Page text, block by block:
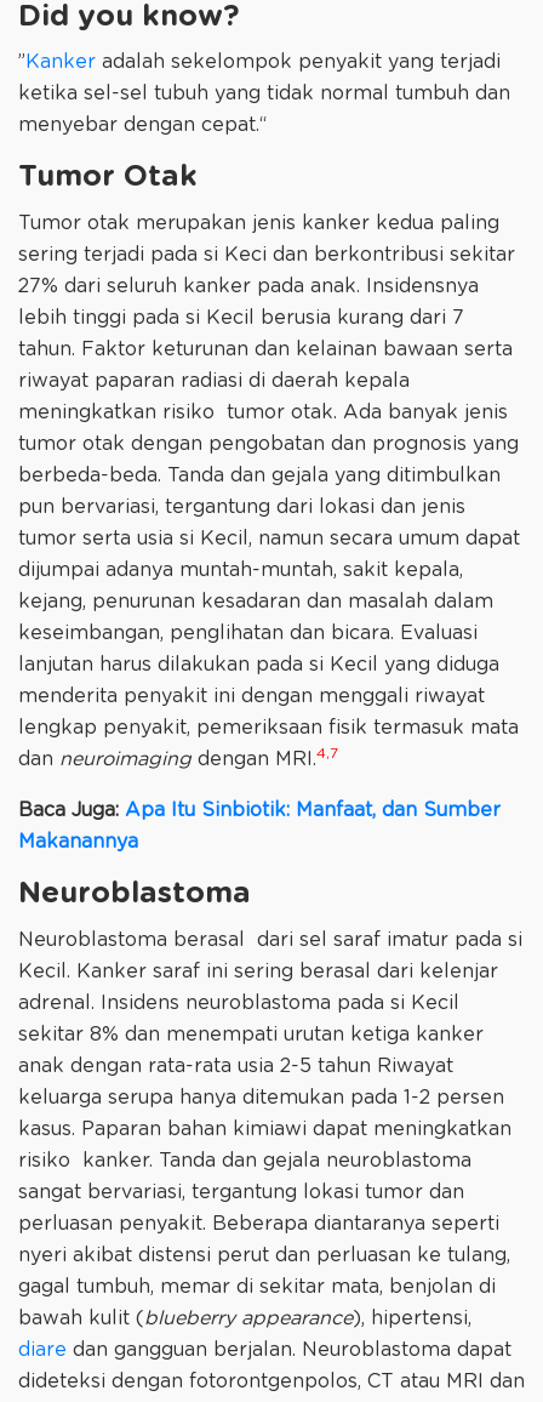
Did you know?
”Kanker adalah sekelompok penyakit yang terjadi
ketika sel-sel tubuh yang tidak normal tumbuh dan
menyebar dengan cepat.“
Tumor Otak
Tumor otak merupakan jenis kanker kedua paling
sering terjadi pada si Keci dan berkontribusi sekitar
27% dari seluruh kanker pada anak. Insidensnya
lebih tinggi pada si Kecil berusia kurang dari 7
tahun. Faktor keturunan dan kelainan bawaan serta
riwayat paparan radiasi di daerah kepala
meningkatkan risiko tumor otak. Ada banyak jenis
tumor otak dengan pengobatan dan prognosis yang
berbeda-beda. Tanda dan gejala yang ditimbulkan
pun bervariasi, tergantung dari lokasi dan jenis
tumor serta usia si Kecil, namun secara umum dapat
dijumpai adanya muntah-muntah, sakit kepala,
kejang, penurunan kesadaran dan masalah dalam
keseimbangan, penglihatan dan bicara. Evaluasi
lanjutan harus dilakukan pada si Kecil yang diduga
menderita penyakit ini dengan menggali riwayat
lengkap penyakit, pemeriksaan fisik termasuk mata
dan neuroimaging dengan MRI.4,7
Baca Juga: Apa Itu Sinbiotik: Manfaat, dan Sumber
Makanannya
Neuroblastoma
Neuroblastoma berasal dari sel saraf imatur pada si
Kecil. Kanker saraf ini sering berasal dari kelenjar
adrenal. Insidens neuroblastoma pada si Kecil
sekitar 8% dan menempati urutan ketiga kanker
anak dengan rata-rata usia 2-5 tahun Riwayat
keluarga serupa hanya ditemukan pada 1-2 persen
kasus. Paparan bahan kimiawi dapat meningkatkan
risiko kanker. Tanda dan gejala neuroblastoma
sangat bervariasi, tergantung lokasi tumor dan
perluasan penyakit. Beberapa diantaranya seperti
nyeri akibat distensi perut dan perluasan ke tulang,
gagal tumbuh, memar di sekitar mata, benjolan di
bawah kulit (blueberry appearance), hipertensi,
diare dan gangguan berjalan. Neuroblastoma dapat
dideteksi dengan fotorontgenpolos, CT atau MRI dan